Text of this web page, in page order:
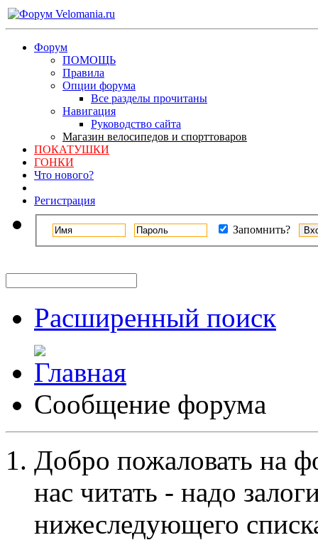
Форум
ПОМОЩЬ
Правила
Опции форума
Все разделы прочитаны
Навигация
Руководство сайта
Магазин велосипедов и спорттоваров
ПОКАТУШКИ
ГОНКИ
Что нового?
Регистрация
Запомнить?
Расширенный поиск
Сообщение форума
Добро пожаловать на
нас читать - надо
нижеследующего